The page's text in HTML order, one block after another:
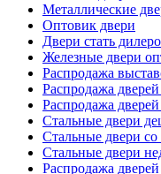
Металлические
Оптовик двери
Двери стать
Железные двери
Распродажа
Распродажа
Распродажа
Стальные двери
Стальные двери со
Стальные двери
Распродажа